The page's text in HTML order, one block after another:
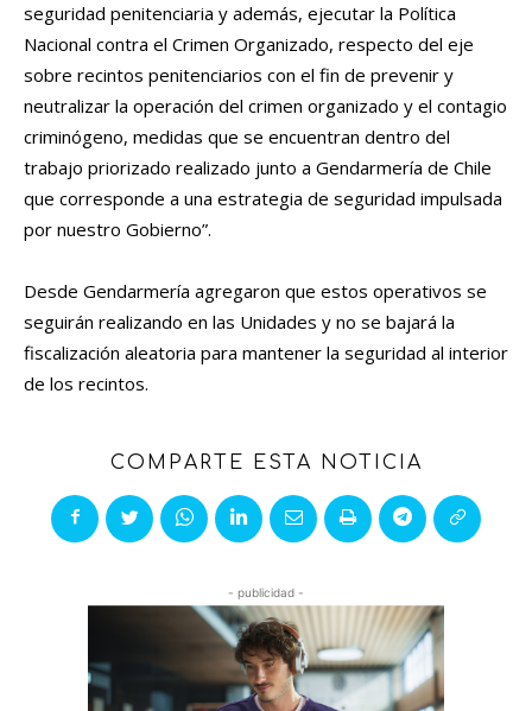
seguridad penitenciaria y además, ejecutar la Política
Nacional contra el Crimen Organizado, respecto del eje
sobre recintos penitenciarios con el fin de prevenir y
neutralizar la operación del crimen organizado y el contagio
criminógeno, medidas que se encuentran dentro del
trabajo priorizado realizado junto a Gendarmería de Chile
que corresponde a una estrategia de seguridad impulsada
por nuestro Gobierno”.
Desde Gendarmería agregaron que estos operativos se
seguirán realizando en las Unidades y no se bajará la
fiscalización aleatoria para mantener la seguridad al interior
de los recintos.
COMPARTE ESTA NOTICIA
- publicidad -